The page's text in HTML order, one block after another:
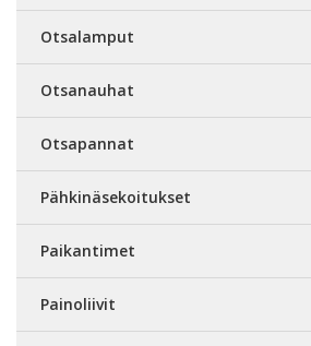
Otsalamput
Otsanauhat
Otsapannat
Pähkinäsekoitukset
Paikantimet
Painoliivit